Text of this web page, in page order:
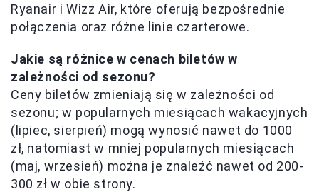
Ryanair i Wizz Air, które oferują bezpośrednie
połączenia oraz różne linie czarterowe.
Jakie są różnice w cenach biletów w
zależności od sezonu?
Ceny biletów zmieniają się w zależności od
sezonu; w popularnych miesiącach wakacyjnych
(lipiec, sierpień) mogą wynosić nawet do 1000
zł, natomiast w mniej popularnych miesiącach
(maj, wrzesień) można je znaleźć nawet od 200-
300 zł w obie strony.